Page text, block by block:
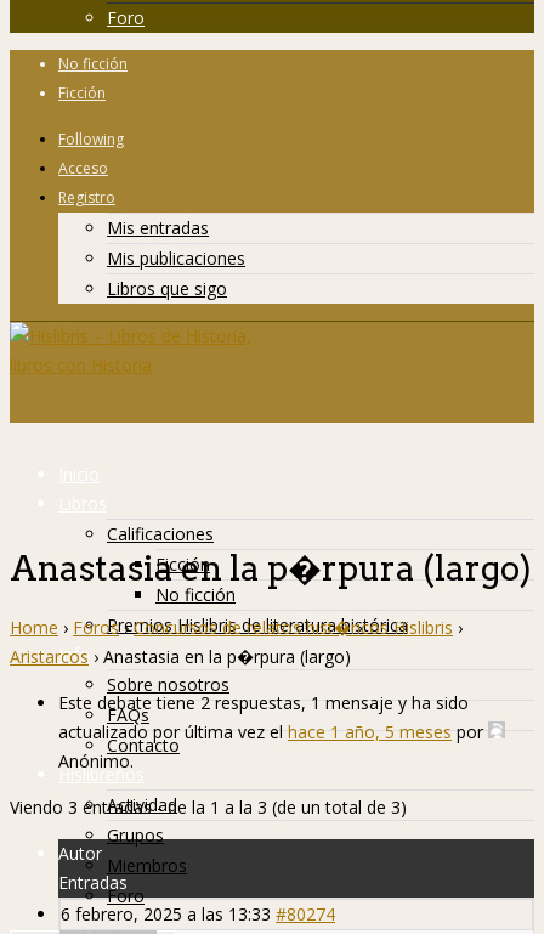
Foro
No ficción
Ficción
Following
Acceso
Registro
Mis entradas
Mis publicaciones
Libros que sigo
Inicio
Libros
Calificaciones
Ficción
No ficción
Premios Hislibris de literatura histórica
Info
Sobre nosotros
FAQs
Contacto
Hislibreños
Actividad
Grupos
Miembros
Foro
Anastasia en la p�rpura (largo)
Home › Foros › Concursos de relatos hist�ricos Hislibris ›
Aristarcos › Anastasia en la p�rpura (largo)
Este debate tiene 2 respuestas, 1 mensaje y ha sido
actualizado por última vez el hace 1 año, 5 meses por
Anónimo.
Viendo 3 entradas - de la 1 a la 3 (de un total de 3)
Autor
Entradas
6 febrero, 2025 a las 13:33 #80274